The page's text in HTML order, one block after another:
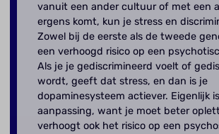
vanuit een ander cultuur of met een
ergens komt, kun je stress en
Zowel bij de eerste als de tweede
een verhoogd risico op een
Als je je gediscrimineerd voelt of
wordt, geeft dat stress, en dan is je
dopaminesysteem actiever. Eigenlijk
aanpassing, want je moet beter
verhoogt ook het risico op een